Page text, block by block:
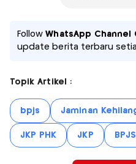
FollowWhatsApp Channel
update berita terbaru
Topik Artikel :
bpjs Jaminan
JKP PHK JKP